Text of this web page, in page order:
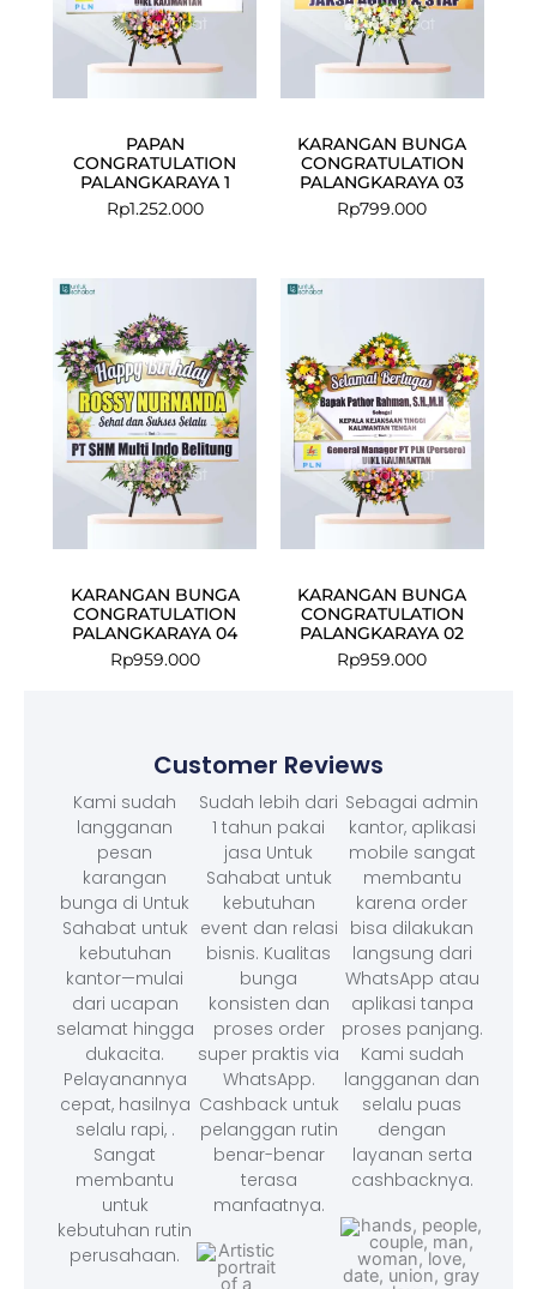
PAPAN
CONGRATULATION
PALANGKARAYA 1
Rp1.252.000
KARANGAN BUNGA
CONGRATULATION
PALANGKARAYA 03
Rp799.000
KARANGAN BUNGA
CONGRATULATION
PALANGKARAYA 04
Rp959.000
KARANGAN BUNGA
CONGRATULATION
PALANGKARAYA 02
Rp959.000
Customer Reviews
Kami sudah
langganan
pesan
karangan
bunga di Untuk
Sahabat untuk
kebutuhan
kantor—mulai
dari ucapan
selamat hingga
dukacita.
Pelayanannya
cepat, hasilnya
selalu rapi, .
Sangat
membantu
untuk
kebutuhan rutin
perusahaan.
Sudah lebih dari
1 tahun pakai
jasa Untuk
Sahabat untuk
kebutuhan
event dan relasi
bisnis. Kualitas
bunga
konsisten dan
proses order
super praktis via
WhatsApp.
Cashback untuk
pelanggan rutin
benar-benar
terasa
manfaatnya.
Sebagai admin
kantor, aplikasi
mobile sangat
membantu
karena order
bisa dilakukan
langsung dari
WhatsApp atau
aplikasi tanpa
proses panjang.
Kami sudah
langganan dan
selalu puas
dengan
layanan serta
cashbacknya.